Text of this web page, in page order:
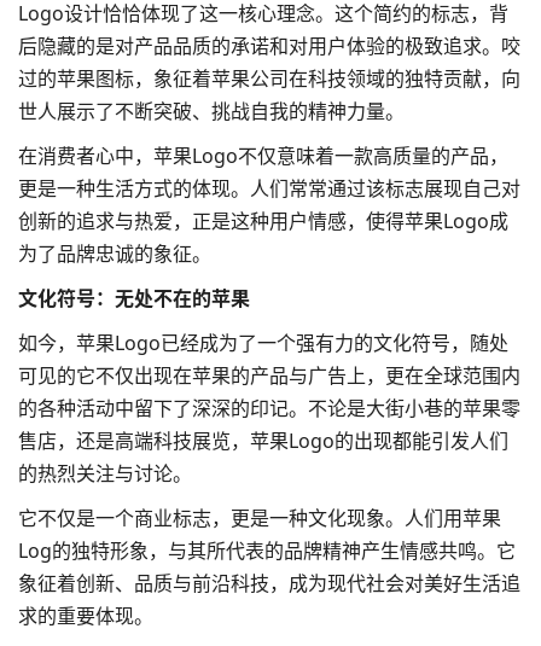
Logo设计恰恰体现了这一核心理念。这个简约的标志，背
后隐藏的是对产品品质的承诺和对用户体验的极致追求。咬
过的苹果图标，象征着苹果公司在科技领域的独特贡献，向
世人展示了不断突破、挑战自我的精神力量。
在消费者心中，苹果Logo不仅意味着一款高质量的产品，
更是一种生活方式的体现。人们常常通过该标志展现自己对
创新的追求与热爱，正是这种用户情感，使得苹果Logo成
为了品牌忠诚的象征。
文化符号：无处不在的苹果
如今，苹果Logo已经成为了一个强有力的文化符号，随处
可见的它不仅出现在苹果的产品与广告上，更在全球范围内
的各种活动中留下了深深的印记。不论是大街小巷的苹果零
售店，还是高端科技展览，苹果Logo的出现都能引发人们
的热烈关注与讨论。
它不仅是一个商业标志，更是一种文化现象。人们用苹果
Log的独特形象，与其所代表的品牌精神产生情感共鸣。它
象征着创新、品质与前沿科技，成为现代社会对美好生活追
求的重要体现。